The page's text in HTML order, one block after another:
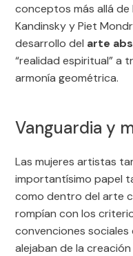
conceptos más allá de
Kandinsky y Piet
desarrollo del arte
“realidad espiritual” a
armonía geométrica.
Vanguardia y
Las mujeres artistas
importantísimo papel
como dentro del arte
rompían con los
convenciones
alejaban de la